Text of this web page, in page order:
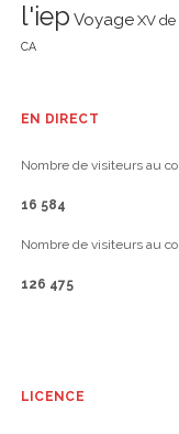
l'iep Voyage XV de
CA
EN DIRECT
Nombre de visiteurs au
16 584
Nombre de visiteurs au
126 475
LICENCE